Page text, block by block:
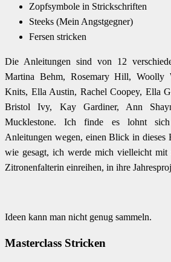
Zopfsymbole in Strickschriften
Steeks (Mein Angstgegner)
Fersen stricken
Die Anleitungen sind von 12
Martina Behm, Rosemary Hill, Woolly
Knits, Ella Austin, Rachel Coopey, Ella
Bristol Ivy, Kay Gardiner, Ann
Mucklestone. Ich finde es lohnt
Anleitungen wegen, einen Blick in dieses
wie gesagt, ich werde mich vielleicht mit
Zitronenfalterin einreihen, in ihre
Ideen kann man nicht genug sammeln.
Masterclass Stricken